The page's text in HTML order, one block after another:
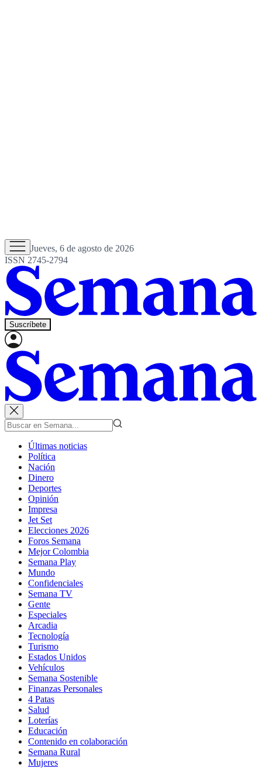
Jueves, 6 de agosto de 2026
ISSN 2745-2794
Suscríbete
Últimas noticias
Política
Nación
Dinero
Deportes
Opinión
Impresa
Jet Set
Elecciones 2026
Foros Semana
Mejor Colombia
Semana Play
Mundo
Confidenciales
Semana TV
Gente
Especiales
Arcadia
Tecnología
Turismo
Estados Unidos
Vehículos
Semana Sostenible
Finanzas Personales
4 Patas
Salud
Loterías
Educación
Contenido en colaboración
Semana Rural
Mujeres